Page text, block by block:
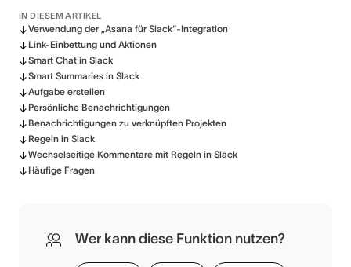
IN DIESEM ARTIKEL
Verwendung der „Asana für Slack“-Integration
Link-Einbettung und Aktionen
Smart Chat in Slack
Smart Summaries in Slack
Aufgabe erstellen
Persönliche Benachrichtigungen
Benachrichtigungen zu verknüpften Projekten
Regeln in Slack
Wechselseitige Kommentare mit Regeln in Slack
Häufige Fragen
Wer kann diese Funktion nutzen?